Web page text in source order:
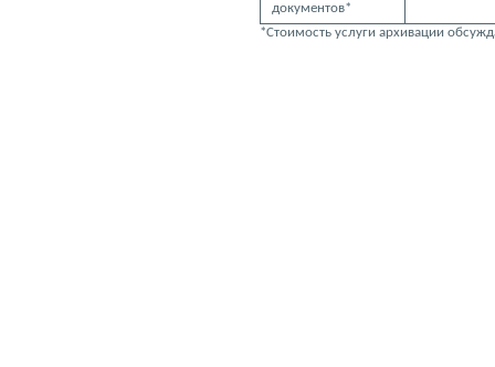
документов*
*Стоимость услуги архивации